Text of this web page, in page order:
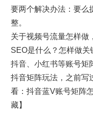
要两个解决办法：要么
整。
关于视频号流量怎样做
SEO是什么？怎样做关
抖音、小红书等账号矩
抖音矩阵玩法，之前写
看：抖音蓝V账号矩阵
藏】